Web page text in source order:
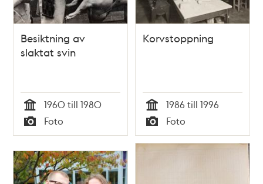
Besiktning av
slaktat svin
Tid
1960 till 1980
Typ
Foto
Korvstoppning
Tid
1986 till 1996
Typ
Foto